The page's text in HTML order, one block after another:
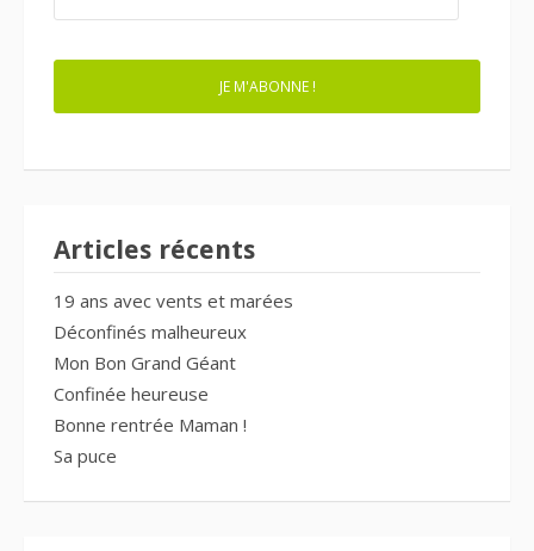
MAIL
JE M'ABONNE !
Articles récents
19 ans avec vents et marées
Déconfinés malheureux
Mon Bon Grand Géant
Confinée heureuse
Bonne rentrée Maman !
Sa puce